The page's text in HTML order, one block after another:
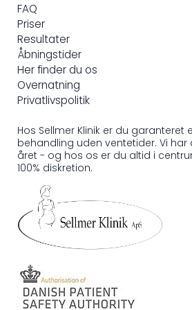
FAQ
Priser
Resultater
Åbningstider
Her finder du os
Overnatning
Privatlivspolitik
Hos Sellmer Klinik er du garanteret
behandling uden ventetider. Vi
året - og hos os er du altid i
100% diskretion.